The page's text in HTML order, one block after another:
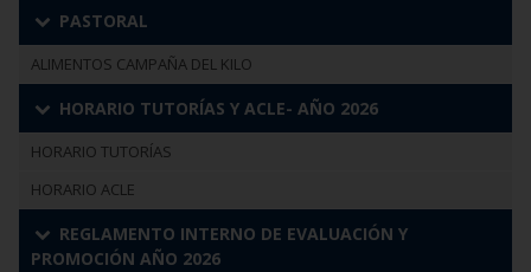
PASTORAL
ALIMENTOS CAMPAÑA DEL KILO
HORARIO TUTORÍAS Y ACLE- AÑO 2026
HORARIO TUTORÍAS
HORARIO ACLE
REGLAMENTO INTERNO DE EVALUACIÓN Y
PROMOCIÓN AÑO 2026